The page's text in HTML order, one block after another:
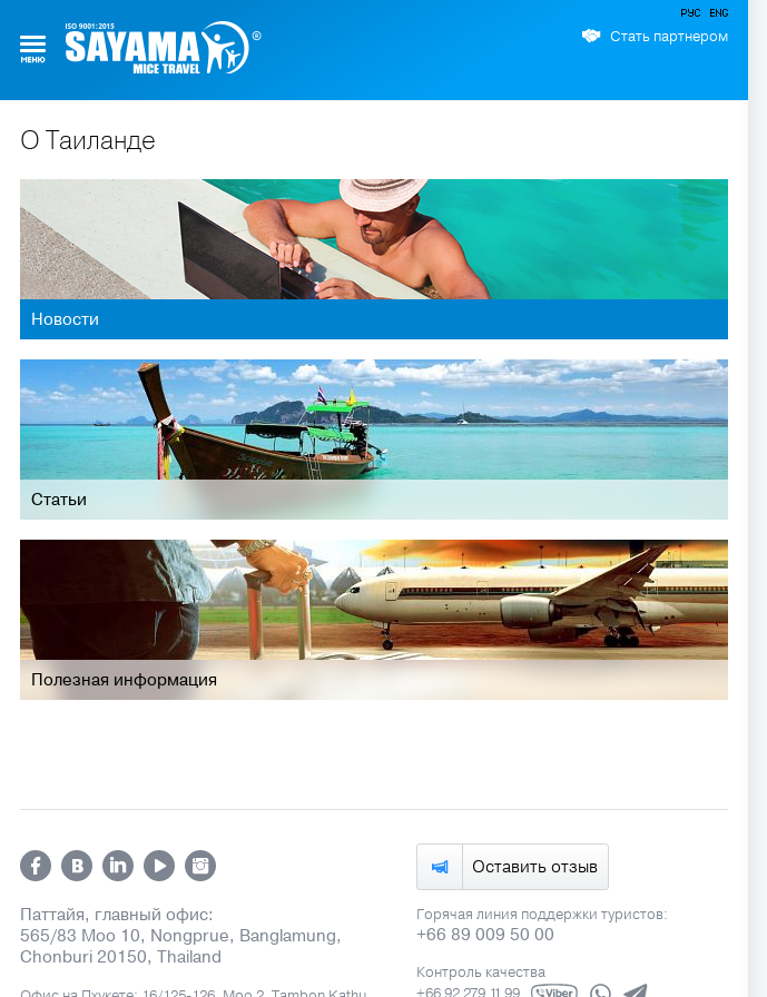
Стать партнером
О Таиланде
Новости
Статьи
Полезная информация
Оставить отзыв
Паттайя, главный офис:
565/83 Moo 10, Nongprue, Banglamung,
Chonburi 20150, Thailand
Горячая линия поддержки туристов:
+66 89 009 50 00
Контроль качества